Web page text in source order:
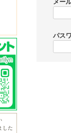
メー
パス